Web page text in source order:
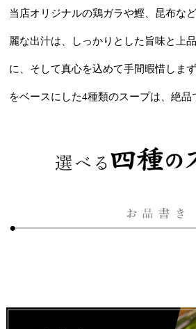
当店オリジナルの鶏ガラや鰹、昆布な
麗な出汁は、しっかりとした旨味と上
に、そして真心を込めて手間暇惜しま
をベースにした4種類のスープは、絶品